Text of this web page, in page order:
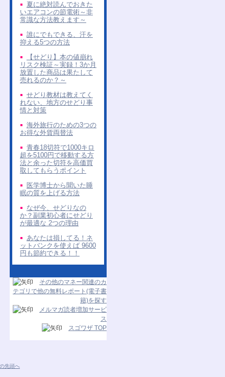
夏に絶対読んでおきた
いエアコンの節電術～非
常識な方法教えます～
誰にでもできる、汗を
抑える5つの方法
【せどり】本の値崩れ
リスク検証～実録！3か月
放置した商品は果たして
売れるのか？～
せどり教材は教えてく
れない、地方のせどり事
情と対策
海外旅行のための3つの
お得な外貨両替法
青春18切符で1000キロ
超を5100円で移動する方
法と余った切符を高価買
取してもらうポイント
医学博士から聞いた睡
眠の質を上げる方法
なぜ今、せどりなの
か？副業初心者にせどり
が最適な 2つの理由
あなたは損してる！ネ
ットバンクを使えば 9600
円も節約できる！！
その他のマネー関連のカ
テゴリで他の無料レポート(電子書
籍)を探す
メルマガ読者増加サービ
ス
スゴワザ TOP